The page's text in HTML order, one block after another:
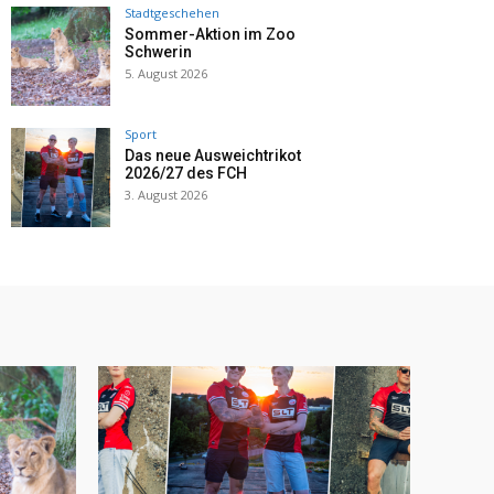
Stadtgeschehen
Sommer-Aktion im Zoo
Schwerin
5. August 2026
Sport
Das neue Ausweichtrikot
2026/27 des FCH
3. August 2026